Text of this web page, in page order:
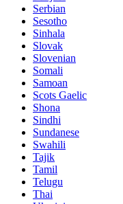
Serbian
Sesotho
Sinhala
Slovak
Slovenian
Somali
Samoan
Scots Gaelic
Shona
Sindhi
Sundanese
Swahili
Tajik
Tamil
Telugu
Thai